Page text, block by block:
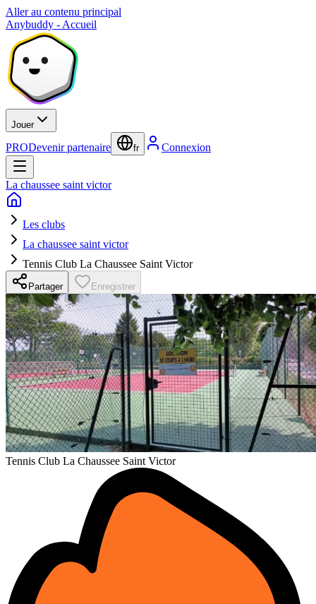
Aller au contenu principal
Anybuddy - Accueil
Jouer
PRODevenir partenaire fr Connexion
La chaussee saint victor
Les clubs
La chaussee saint victor
Tennis Club La Chaussee Saint Victor
Partager Enregistrer
Tennis Club La Chaussee Saint Victor